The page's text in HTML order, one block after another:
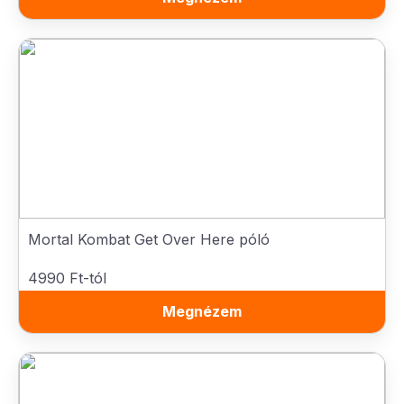
Mortal Kombat Get Over Here póló
4990 Ft-tól
Megnézem